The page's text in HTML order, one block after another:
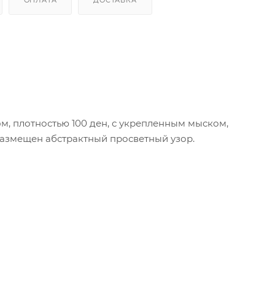
плотностью 100 ден, с укрепленным мыском,
абстрактный просветный узор.